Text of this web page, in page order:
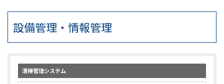
設備管理・情報管理
清掃管理システム